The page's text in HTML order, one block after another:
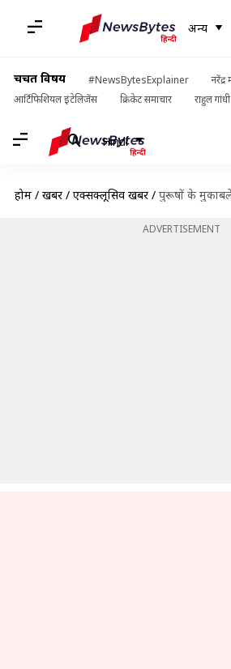
अन्य
चर्चित विषय #NewsBytesExplainer
नरेंद्र
आर्टिफिशियल इंटेलिजेंस
क्रिकेट समाचार राहुल गांधी
Hindi
होम / खबरें / एक्सक्लूसिव खबरें / पुरूषों के मुकाबले महिलाओं को होता
ADVERTISEMENT